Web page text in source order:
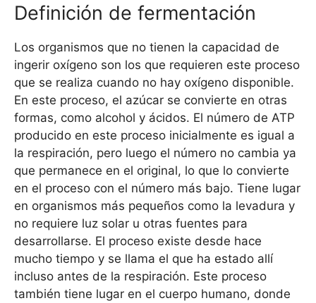
Definición de fermentación
Los organismos que no tienen la capacidad de
ingerir oxígeno son los que requieren este proceso
que se realiza cuando no hay oxígeno disponible.
En este proceso, el azúcar se convierte en otras
formas, como alcohol y ácidos. El número de ATP
producido en este proceso inicialmente es igual a
la respiración, pero luego el número no cambia ya
que permanece en el original, lo que lo convierte
en el proceso con el número más bajo. Tiene lugar
en organismos más pequeños como la levadura y
no requiere luz solar u otras fuentes para
desarrollarse. El proceso existe desde hace
mucho tiempo y se llama el que ha estado allí
incluso antes de la respiración. Este proceso
también tiene lugar en el cuerpo humano, donde